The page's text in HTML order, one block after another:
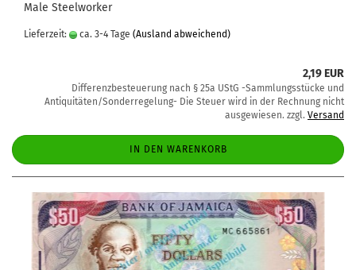
Male Steelworker
Lieferzeit: ca. 3-4 Tage (Ausland abweichend)
2,19 EUR
Differenzbesteuerung nach § 25a UStG -Sammlungsstücke und
Antiquitäten/Sonderregelung- Die Steuer wird in der Rechnung nicht
ausgewiesen. zzgl. Versand
IN DEN WARENKORB